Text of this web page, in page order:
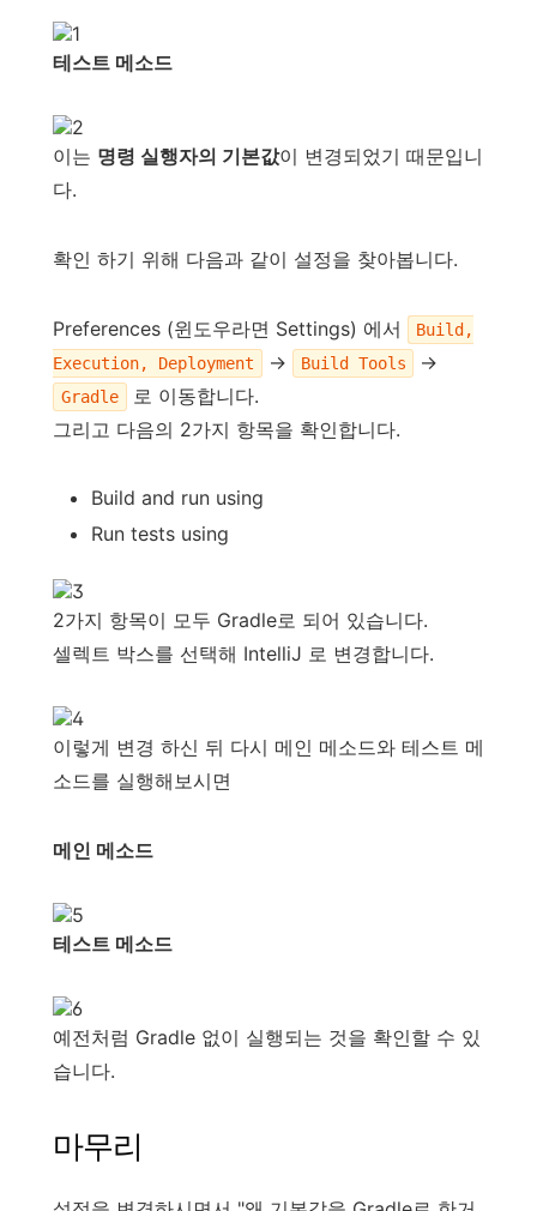
테스트 메소드
이는 명령 실행자의 기본값이 변경되었기 때문입니
다.
확인 하기 위해 다음과 같이 설정을 찾아봅니다.
Preferences (윈도우라면 Settings) 에서
Build,
Execution, Deployment
-> Build Tools ->
Gradle
로 이동합니다.
그리고 다음의 2가지 항목을 확인합니다.
Build and run using
Run tests using
2가지 항목이 모두 Gradle로 되어 있습니다.
셀렉트 박스를 선택해 IntelliJ 로 변경합니다.
이렇게 변경 하신 뒤 다시 메인 메소드와 테스트 메
소드를 실행해보시면
메인 메소드
테스트 메소드
예전처럼 Gradle 없이 실행되는 것을 확인할 수 있
습니다.
마무리